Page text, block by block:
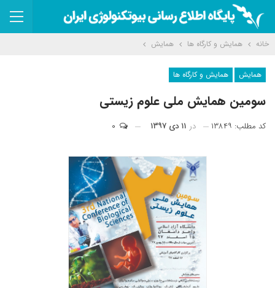
خانه همایش و کارگاه ها همایش
همایش همایش و کارگاه ها
سومین همایش ملی علوم زیستی
کد مطلب: ۱۳۸۴۹ در ۱۱ دی ۱۳۹۷